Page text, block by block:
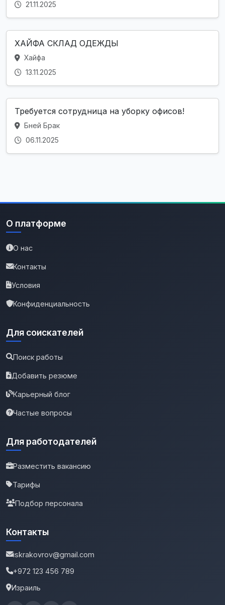
21.11.2025
ХАЙФА СКЛАД ОДЕЖДЫ
Хайфа
13.11.2025
Требуется сотрудница на уборку офисов!
Бней Брак
06.11.2025
О платформе
О нас
Контакты
Условия
Конфиденциальность
Для соискателей
Поиск работы
Добавить резюме
Карьерный блог
Частые вопросы
Для работодателей
Разместить вакансию
Тарифы
Подбор персонала
Контакты
iskrakovrov@gmail.com
+972 123 456 789
Израиль